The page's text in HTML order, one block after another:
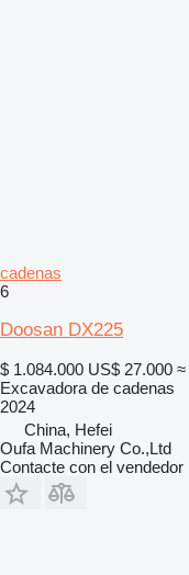
cadenas
6
Doosan DX225
$ 1.084.000 US$ 27.000 ≈
Excavadora de cadenas
2024
China, Hefei
Oufa Machinery Co.,Ltd
Contacte con el vendedor